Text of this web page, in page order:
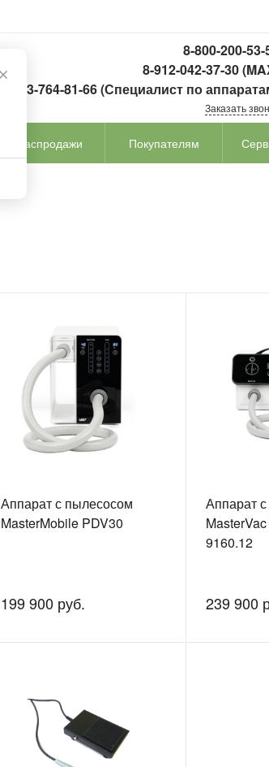
8-800-200-53-
8-912-042-37-30
8-963-764-81-66 (Специалист по
Заказать
Распродажи Покупателям
Аппарат с пылесосом
MasterMobile PDV30
199 900 руб.
Аппарат
9160.12
239 900